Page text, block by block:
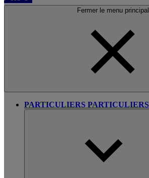
Fermer le menu principal
PARTICULIERS PARTICULIERS